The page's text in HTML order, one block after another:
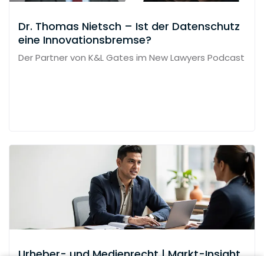
Dr. Thomas Nietsch – Ist der Datenschutz
eine Innovationsbremse?
Der Partner von K&L Gates im New Lawyers Podcast